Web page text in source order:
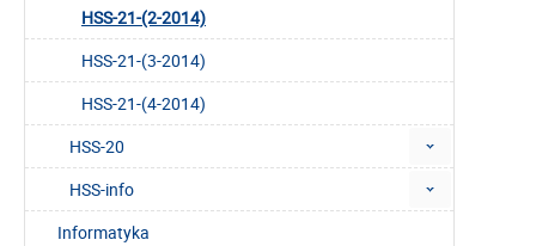
HSS-21-(2-2014)
HSS-21-(3-2014)
HSS-21-(4-2014)
HSS-20
HSS-info
Informatyka